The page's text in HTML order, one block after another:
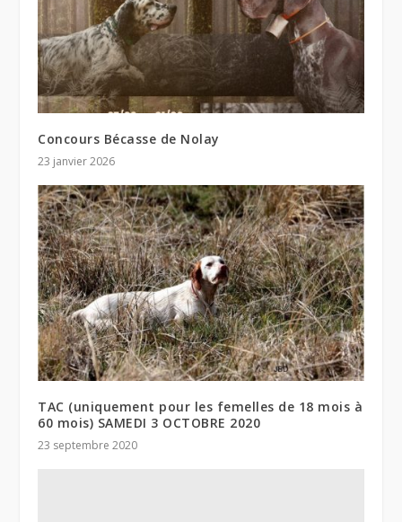
Concours Bécasse de Nolay
23 janvier 2026
TAC (uniquement pour les femelles de 18 mois à
60 mois) SAMEDI 3 OCTOBRE 2020
23 septembre 2020